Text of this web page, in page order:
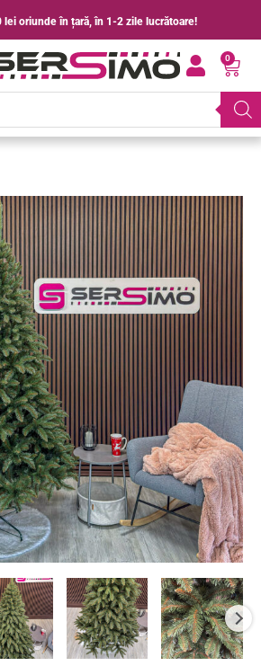
lei oriunde în țară, în 1-2 zile lucrătoare!
0
Cart